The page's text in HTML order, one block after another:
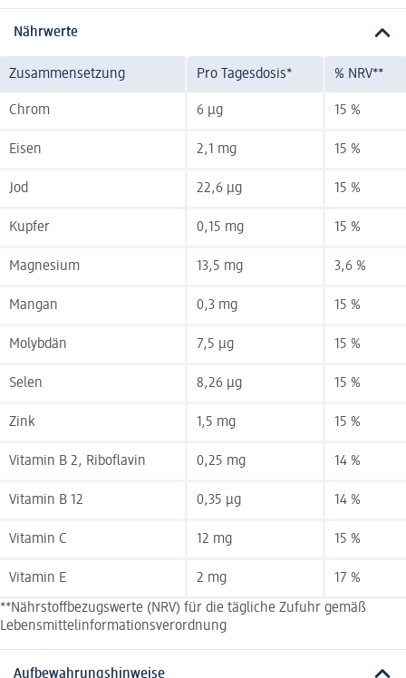
Nährwerte
Zusammensetzung Pro Tagesdosis* % NRV**
Chrom 6 µg 15 %
Eisen 2,1 mg 15 %
Jod 22,6 µg 15 %
Kupfer 0,15 mg 15 %
Magnesium 13,5 mg 3,6 %
Mangan 0,3 mg 15 %
Molybdän 7,5 µg 15 %
Selen 8,26 µg 15 %
Zink 1,5 mg 15 %
Vitamin B 2, Riboflavin 0,25 mg 14 %
Vitamin B 12 0,35 µg 14 %
Vitamin C 12 mg 15 %
Vitamin E 2 mg 17 %
**Nährstoffbezugswerte (NRV) für die tägliche Zufuhr gemäß
Lebensmittelinformationsverordnung
Aufbewahrungshinweise